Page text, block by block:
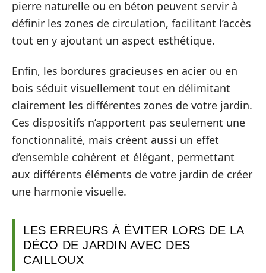
pierre naturelle ou en béton peuvent servir à
définir les zones de circulation, facilitant l’accès
tout en y ajoutant un aspect esthétique.
Enfin, les bordures gracieuses en acier ou en
bois séduit visuellement tout en délimitant
clairement les différentes zones de votre jardin.
Ces dispositifs n’apportent pas seulement une
fonctionnalité, mais créent aussi un effet
d’ensemble cohérent et élégant, permettant
aux différents éléments de votre jardin de créer
une harmonie visuelle.
LES ERREURS À ÉVITER LORS DE LA
DÉCO DE JARDIN AVEC DES
CAILLOUX